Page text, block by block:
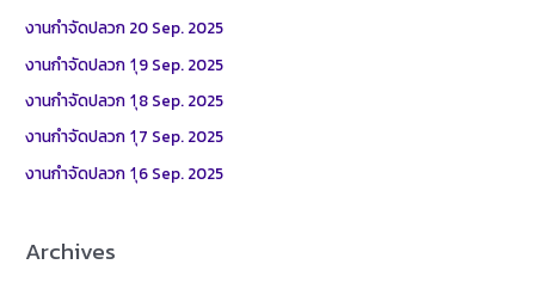
h
:
งานกำจัดปลวก 20 Sep. 2025
งานกำจัดปลวก 1ุ9 Sep. 2025
งานกำจัดปลวก 1ุ8 Sep. 2025
งานกำจัดปลวก 1ุ7 Sep. 2025
งานกำจัดปลวก 1ุ6 Sep. 2025
Archives